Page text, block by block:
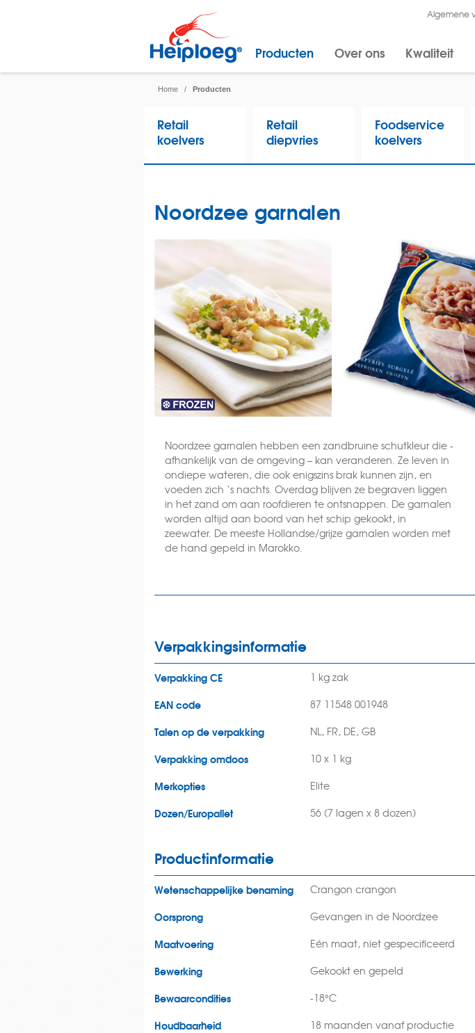
Algemene
Producten Over ons Kwaliteit
Home / Producten
Retail
koelvers
Retail
diepvries
Foodservice
koelvers
Noordzee garnalen
Noordzee garnalen hebben een zandbruine schutkleur die -
afhankelijk van de omgeving – kan veranderen. Ze leven in
ondiepe wateren, die ook enigszins brak kunnen zijn, en
voeden zich ‘s nachts. Overdag blijven ze begraven liggen
in het zand om aan roofdieren te ontsnappen. De garnalen
worden altijd aan boord van het schip gekookt, in
zeewater. De meeste Hollandse/grijze garnalen worden met
de hand gepeld in Marokko.
Verpakkingsinformatie
Verpakking CE 1 kg zak
EAN code 87 11548 001948
Talen op de verpakking NL, FR, DE, GB
Verpakking omdoos 10 x 1 kg
Merkopties Elite
Dozen/Europallet 56 (7 lagen x 8 dozen)
Productinformatie
Wetenschappelijke benaming Crangon crangon
Oorsprong Gevangen in de Noordzee
Maatvoering Eén maat, niet gespecificeerd
Bewerking Gekookt en gepeld
Bewaarcondities -18°C
Houdbaarheid 18 maanden vanaf productie